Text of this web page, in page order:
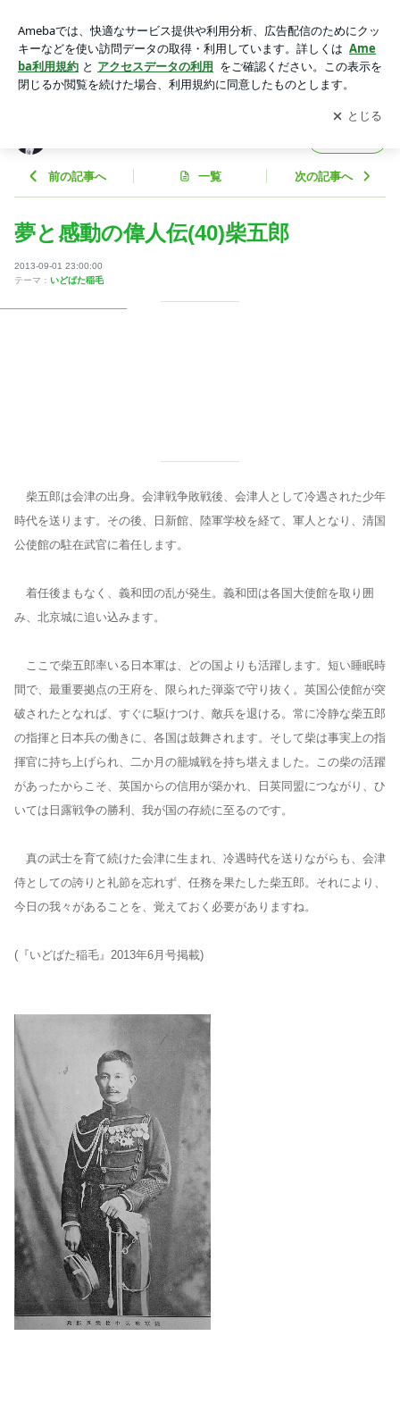
シャルブログ Powered by Ameba
アプリをダウンロードして ブログの更新通知
を受け取りまし
ょう。
開く
前の記事へ 一覧 次の記事へ
夢と感動の偉人伝(40)柴五郎
2013-09-01 23:00:00
テーマ： いどばた稲毛
柴五郎は会津の出身。会津戦争敗戦後、会津人として冷遇された少年
時代を送ります。その後、日新館、陸軍学校を経て、軍人となり、清国
公使館の駐在武官に着任します。
着任後まもなく、義和団の乱が発生。義和団は各国大使館を取り囲
み、北京城に追い込みます。
ここで柴五郎率いる日本軍は、どの国よりも活躍します。短い睡眠時
間で、最重要拠点の王府を、限られた弾薬で守り抜く。英国公使館が突
破されたとなれば、すぐに駆けつけ、敵兵を退ける。常に冷静な柴五郎
の指揮と日本兵の働きに、各国は鼓舞されます。そして柴は事実上の指
揮官に持ち上げられ、二か月の籠城戦を持ち堪えました。この柴の活躍
があったからこそ、英国からの信用が築かれ、日英同盟につながり、ひ
いては日露戦争の勝利、我が国の存続に至るのです。
真の武士を育て続けた会津に生まれ、冷遇時代を送りながらも、会津
侍としての誇りと礼節を忘れず、任務を果たした柴五郎。それにより、
今日の我々があることを、覚えておく必要がありますね。
(『いどばた稲毛』2013年6月号掲載)